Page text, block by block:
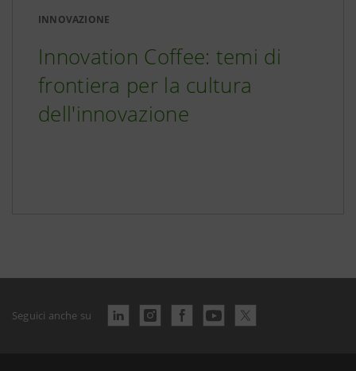
INNOVAZIONE
Innovation Coffee: temi di
frontiera per la cultura
dell'innovazione
Seguici anche su